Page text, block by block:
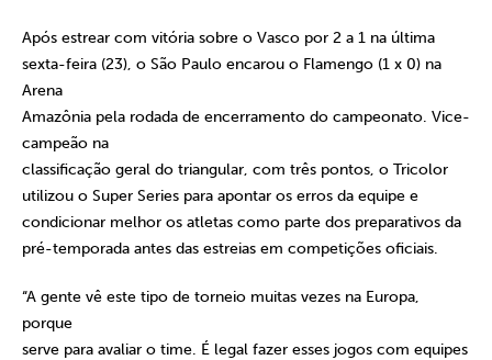
Após estrear com vitória sobre o Vasco por 2 a 1 na última
sexta-feira (23), o São Paulo encarou o Flamengo (1 x 0) na
Arena
Amazônia pela rodada de encerramento do campeonato. Vice-
campeão na
classificação geral do triangular, com três pontos, o Tricolor
utilizou o Super Series para apontar os erros da equipe e
condicionar melhor os atletas como parte dos preparativos da
pré-temporada antes das estreias em competições oficiais.
“A gente vê este tipo de torneio muitas vezes na Europa,
porque
serve para avaliar o time. É legal fazer esses jogos com equipes